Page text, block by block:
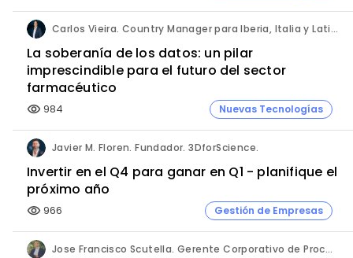
Carlos Vieira. Country Manager para Iberia, Italia y Latinoamérica. Hornetsecurity.
La soberanía de los datos: un pilar
imprescindible para el futuro del sector
farmacéutico
visibility 984 Nuevas Tecnologías
Javier M. Floren. Fundador. 3DforScience.
Invertir en el Q4 para ganar en Q1 - planifique el
próximo año
visibility 966 Gestión de Empresas
Jose Francisco Scutella. Gerente Corporativo de Procesos & Control Interno. Adium Pharma.